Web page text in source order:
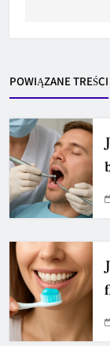
POWIĄZANE TREŚCI